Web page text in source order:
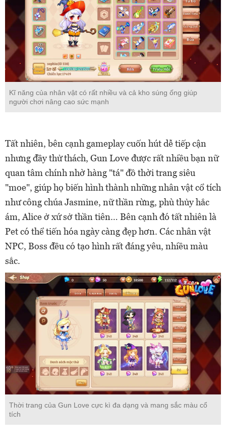
Kĩ năng của nhân vật có rất nhiều và cả kho súng ống giúp
người chơi nâng cao sức mạnh
Tất nhiên, bên cạnh gameplay cuốn hút dễ tiếp cận
nhưng đầy thử thách, Gun Love được rất nhiều bạn nữ
quan tâm chính nhờ hàng "tá" đồ thời trang siêu
"moe", giúp họ biến hình thành những nhân vật cổ tích
như công chúa Jasmine, nữ thần rừng, phù thủy hắc
ám, Alice ở xứ sở thần tiên… Bên cạnh đó tất nhiên là
Pet có thể tiến hóa ngày càng đẹp hơn. Các nhân vật
NPC, Boss đều có tạo hình rất đáng yêu, nhiều màu
sắc.
Thời trang của Gun Love cực kì đa dạng và mang sắc màu cổ
tích